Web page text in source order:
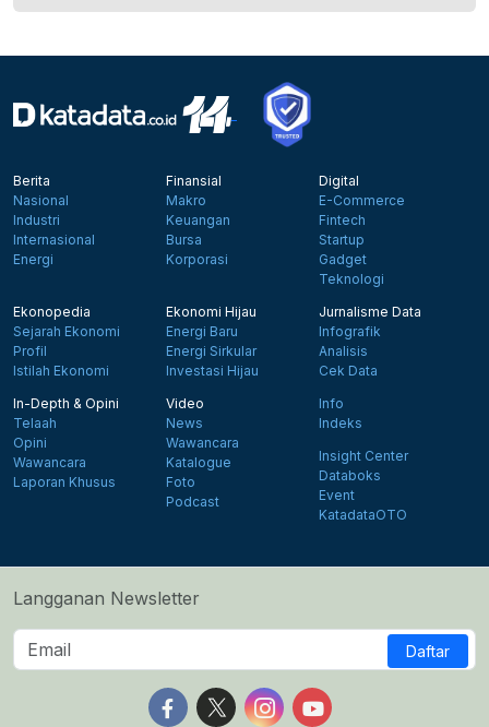
Berita
Nasional
Industri
Internasional
Energi
Finansial
Makro
Keuangan
Bursa
Korporasi
Digital
E-Commerce
Fintech
Startup
Gadget
Teknologi
Ekonopedia
Sejarah Ekonomi
Profil
Istilah Ekonomi
Ekonomi Hijau
Energi Baru
Energi Sirkular
Investasi Hijau
Jurnalisme Data
Infografik
Analisis
Cek Data
In-Depth & Opini
Telaah
Opini
Wawancara
Laporan Khusus
Video
News
Wawancara
Katalogue
Foto
Podcast
Info
Indeks
Insight Center
Databoks
Event
KatadataOTO
Langganan Newsletter
Daftar
Follow us on Facebook
Follow us on X
Follow us on Instagram
Follow us on